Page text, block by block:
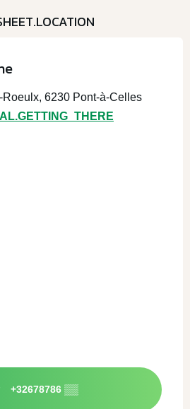
Roeulx, 6230 Pont-à-Celles
+32678786 ▒▒